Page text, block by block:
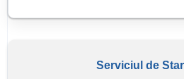
Serviciul de